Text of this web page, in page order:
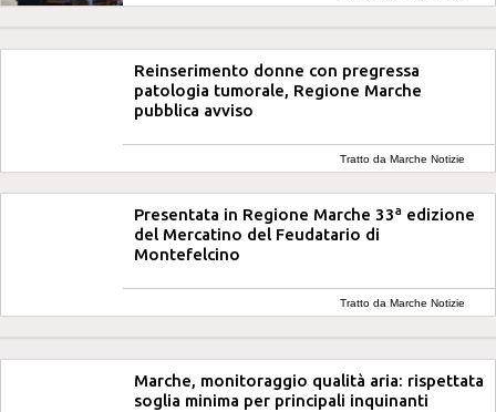
Reinserimento donne con pregressa
patologia tumorale, Regione Marche
pubblica avviso
Tratto da Marche Notizie
Presentata in Regione Marche 33ª edizione
del Mercatino del Feudatario di
Montefelcino
Tratto da Marche Notizie
Marche, monitoraggio qualità aria: rispettata
soglia minima per principali inquinanti